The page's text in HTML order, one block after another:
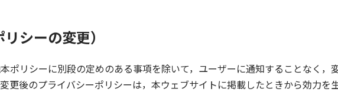
シーの変更）
ポリシーに別段の定めのある事項を除いて，ユーザーに通知することなく，
更後のプライバシーポリシーは，本ウェブサイトに掲載したときから効力を